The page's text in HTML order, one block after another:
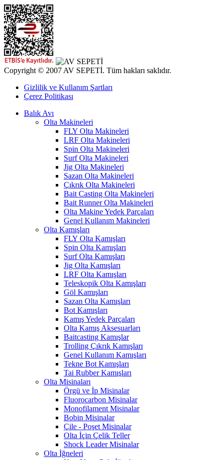
Copyright © 2007 AV SEPETİ. Tüm hakları saklıdır.
Gizlilik ve Kullanım Şartları
Çerez Politikası
Balık Avı
Olta Makineleri
FLY Olta Makineleri
LRF Olta Makineleri
Spin Olta Makineleri
Surf Olta Makineleri
Jig Olta Makineleri
Sazan Olta Makineleri
Çıkrık Olta Makineleri
Bait Casting Olta Makineleri
Bait Runner Olta Makineleri
Olta Makine Yedek Parçaları
Genel Kullanım Makineleri
Olta Kamışları
FLY Olta Kamışları
Spin Olta Kamışları
Surf Olta Kamışları
Jig Olta Kamışları
LRF Olta Kamışları
Teleskopik Olta Kamışları
Göl Kamışları
Sazan Olta Kamışları
Bot Kamışları
Kamış Yedek Parçaları
Olta Kamış Aksesuarları
Baitcasting Kamışlar
Trolling Çıkrık Kamışları
Genel Kullanım Kamışları
Tekne Bot Kamışları
Tai Rubber Kamışları
Olta Misinaları
Örgü ve İp Misinalar
Fluorocarbon Misinalar
Monofilament Misinalar
Bobin Misinalar
Çile - Poşet Misinalar
Olta İçin Çelik Teller
Shock Leader Misinalar
Olta İğneleri